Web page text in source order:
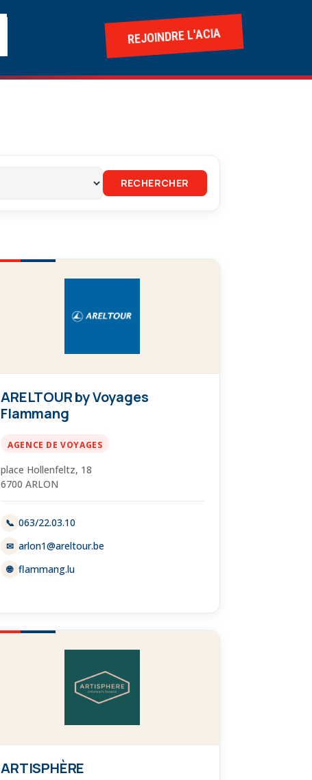
REJOINDRE L'ACIA
RECHERCHER
ARELTOUR by Voyages
Flammang
AGENCE DE VOYAGES
place Hollenfeltz, 18
6700 ARLON
📞 063/22.03.10
✉ arlon1@areltour.be
🌐 flammang.lu
ARTISPHÈRE